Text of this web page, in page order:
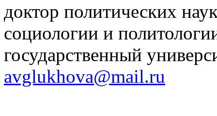
доктор политических
социологии и
государственный
avglukhova@mail.ru